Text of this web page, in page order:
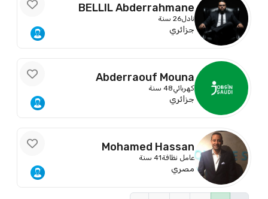
BELLIL Abderrahmane
Abdelkader
نادل26 سنة
جزائري
Abderraouf Mouna
كهربائي48 سنة
جزائري
Mohamed Hassan
عامل نظافة41 سنة
مصري